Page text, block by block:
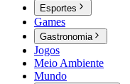
Esportes
Games
Gastronomia
Jogos
Meio Ambiente
Mundo